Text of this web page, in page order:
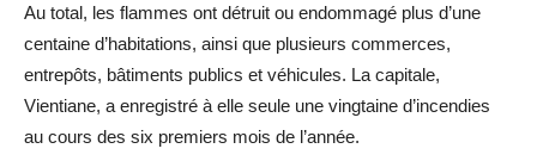
Au total, les flammes ont détruit ou endommagé plus d’une
centaine d’habitations, ainsi que plusieurs commerces,
entrepôts, bâtiments publics et véhicules. La capitale,
Vientiane, a enregistré à elle seule une vingtaine d’incendies
au cours des six premiers mois de l’année.